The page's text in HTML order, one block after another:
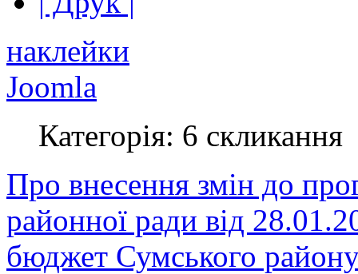
наклейки
Joomla
Категорія: 6 скликання
Про внесення змін до
районної ради від
бюджет Сумського